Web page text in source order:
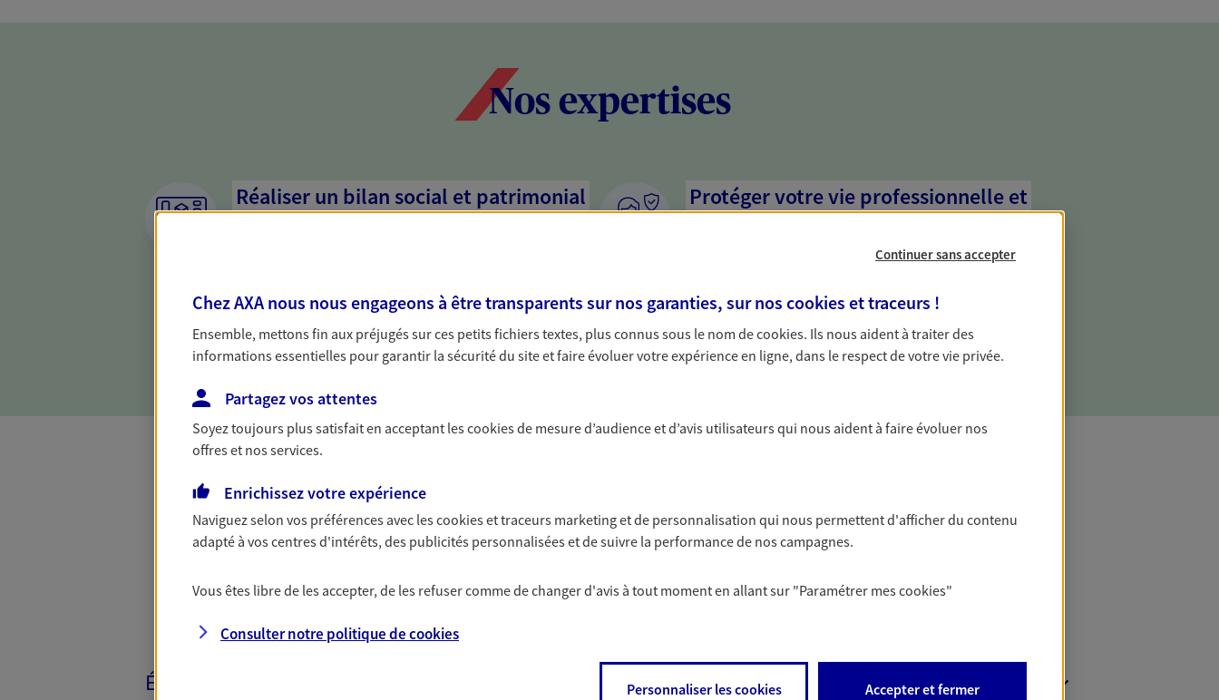
Nos expertises
Réaliser un bilan social et patrimonial
dresser un bilan complet de votre situation. Une analyse
solide pour vous formuler des conseils cohérents avec vos
besoins.
Protéger votre vie professionnelle et
Nous sommes à votre écoute pour vous proposer des
activité, mais aussi les risques liés à votre vie privée. Un seul
interlocuteur pour tous vos besoins, ça change tout.
Toutes nos solutions AXA Épargne et Protection
PARTICULIERS PROFESSIONNELS
ÉPARGNE ET RETRAITE
Continuer sans accepter
Chez AXA nous nous engageons à être transparents sur nos garanties, sur nos cookies et traceurs !
Ensemble, mettons fin aux préjugés sur ces petits fichiers textes, plus connus sous le nom decookies. Ils nous aident à traiter des
informations essentielles pour garantir la sécurité du site et faire évoluer votre expérience en ligne, dans le respect de votre vie privée.
Partagez vos attentes
Soyez toujours plus satisfait en acceptant lescookiesde mesure d’audience et d’avis utilisateurs qui nous aident à faire évoluer nos
offres et nos services.
Enrichissez votre expérience
Naviguez selon vos préférences avec lescookies et traceurs marketing et de personnalisation qui nous permettent d'afficher du contenu
adapté à vos centres d'intérêts, des publicités personnalisées et de suivre la performance de nos campagnes.
Vous êtes libre de les accepter, de les refuser comme de changer d'avis à tout moment en allant sur "Paramétrer mescookies"
Consulter notre politique decookies
Personnaliser les cookies Accepter et fermer